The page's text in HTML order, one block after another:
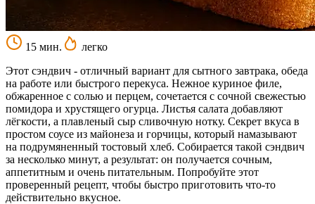
15 мин.
легко
Этот сэндвич - отличный вариант для сытного завтрака, обеда
на работе или быстрого перекуса. Нежное куриное филе,
обжаренное с солью и перцем, сочетается с сочной свежестью
помидора и хрустящего огурца. Листья салата добавляют
лёгкости, а плавленый сыр сливочную нотку. Секрет вкуса в
простом соусе из майонеза и горчицы, который намазывают
на подрумяненный тостовый хлеб. Собирается такой сэндвич
за несколько минут, а результат: он получается сочным,
аппетитным и очень питательным. Попробуйте этот
проверенный рецепт, чтобы быстро приготовить что-то
действительно вкусное.